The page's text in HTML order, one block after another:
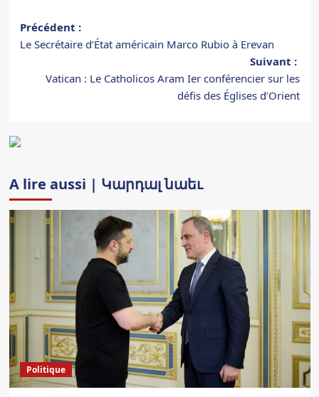
Navigation
Précédent :
Le Secrétaire d’État américain Marco Rubio à Erevan
Suivant :
Vatican : Le Catholicos Aram Ier conférencier sur les
défis des Églises d’Orient
A lire aussi | Կարդալ նաեւ
Politique